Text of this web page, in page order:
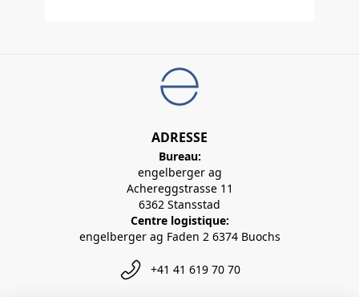
ADRESSE
Bureau:
engelberger ag
Achereggstrasse 11
6362 Stansstad
Centre logistique:
engelberger ag Faden 2 6374 Buochs
+41 41 619 70 70